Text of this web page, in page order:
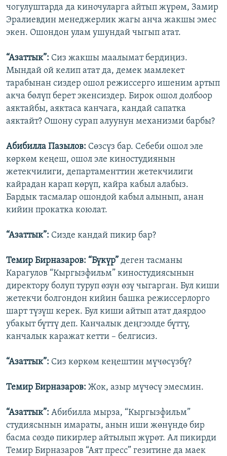
чогулуштарда да киночуларга айтып жүрөм, Замир
Эралиевдин менеджерлик жагы анча жакшы эмес
экен. Ошондон улам ушундай чыгып атат.
“Азаттык”: Сиз жакшы маалымат бердиңиз.
Мындай ой келип атат да, демек мамлекет
тарабынан сиздер ошол режиссерго ишеним артып
акча бөлүп берет экенсиздер. Бирок ошол долбоор
аяктайбы, аяктаса канчага, кандай сапатка
аяктайт? Ошону сурап алуунун механизми барбы?
Абибилла Пазылов: Сөзсүз бар. Себеби ошол эле
көркөм кеңеш, ошол эле киностудиянын
жетекчилиги, департаменттин жетекчилиги
кайрадан карап көрүп, кайра кабыл алабыз.
Бардык тасмалар ошондой кабыл алынып, анан
кийин прокатка коюлат.
“Азаттык”: Сизде кандай пикир бар?
Темир Бирназаров: “Бүкүр” деген тасманы
Карагулов “Кыргызфильм” киностудиясынын
директору болуп туруп өзүн өзү чыгарган. Бул киши
жетекчи болгондон кийин башка режиссерлорго
шарт түзүш керек. Бул киши айтып атат даярдоо
убакыт бүттү деп. Канчалык деңгээлде бүттү,
канчалык каражат кетти – белгисиз.
“Азаттык”: Сиз көркөм кеңештин мүчөсүзбү?
Темир Бирназаров: Жок, азыр мүчөсү эмесмин.
“Азаттык”: Абибилла мырза, “Кыргызфильм”
студиясынын имараты, анын иши жөнүндө бир
басма сөздө пикирлер айтылып жүрөт. Ал пикирди
Темир Бирназаров “Аят пресс” гезитине да маек